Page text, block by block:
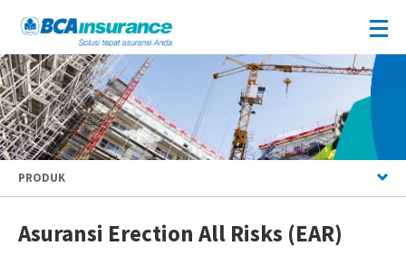
PRODUK
Asuransi Erection All Risks (EAR)